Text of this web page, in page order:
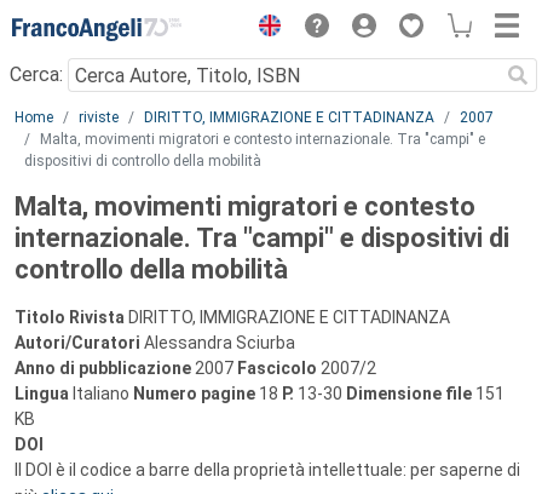
Menu
Cerca:
Main content
Home riviste DIRITTO, IMMIGRAZIONE E CITTADINANZA
2007
Malta, movimenti migratori e contesto internazionale. Tra "campi" e
dispositivi di controllo della mobilità
Malta, movimenti migratori e contesto
internazionale. Tra "campi" e dispositivi di
controllo della mobilità
Titolo Rivista DIRITTO, IMMIGRAZIONE E CITTADINANZA
Autori/Curatori Alessandra Sciurba
Anno di pubblicazione 2007 Fascicolo 2007/2
Lingua Italiano Numero pagine 18 P. 13-30 Dimensione file 151
KB
DOI
Il DOI è il codice a barre della proprietà intellettuale: per saperne di